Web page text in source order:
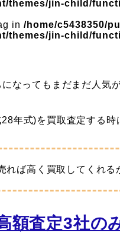
themes/jin-child/
in /home/c5438350/
themes/jin-child/
なってもまだまだ人気
年式)を買取査定する時
れば高く買取してくれる
額査定3社の